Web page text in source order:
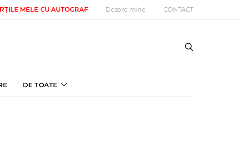
MELE CU AUTOGRAF Despre mine CONTACT
DE TOATE